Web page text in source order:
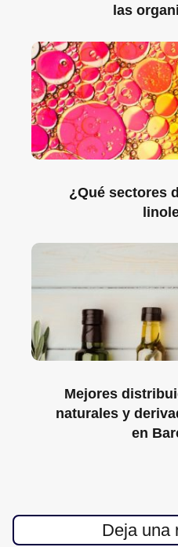
las
¿Qué sectores
Mejores
naturales y
en
Deja una